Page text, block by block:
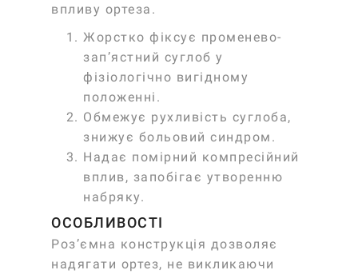
впливу ортеза.
Жорстко фіксує променево-
зап’ястний суглоб у
фізіологічно вигідному
положенні.
Обмежує рухливість суглоба,
знижує больовий синдром.
Надає помірний компресійний
вплив, запобігає утворенню
набряку.
ОСОБЛИВОСТІ
Роз’ємна конструкція дозволяє
надягати ортез, не викликаючи